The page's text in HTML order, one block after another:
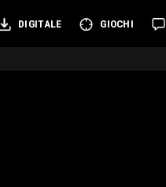
DIGITALE GIOCHI